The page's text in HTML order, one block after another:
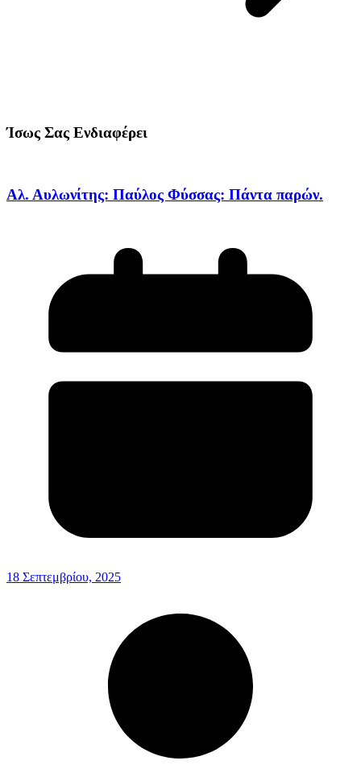
Ίσως Σας Ενδιαφέρει
Αλ. Αυλωνίτης: Παύλος Φύσσας: Πάντα παρών.
18 Σεπτεμβρίου, 2025